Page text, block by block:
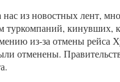
из новостных лент,
кинувших,
из-за отмены
отменены.